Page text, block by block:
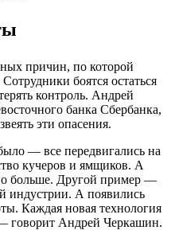
причин, по которой
боятся остаться
контроль. Андрей
банка Сбербанка,
эти опасения.
— все передвигались на
кучеров и ямщиков. А
больше. Другой пример —
индустрии. А появились
Каждая новая технология
говорит Андрей Черкашин.